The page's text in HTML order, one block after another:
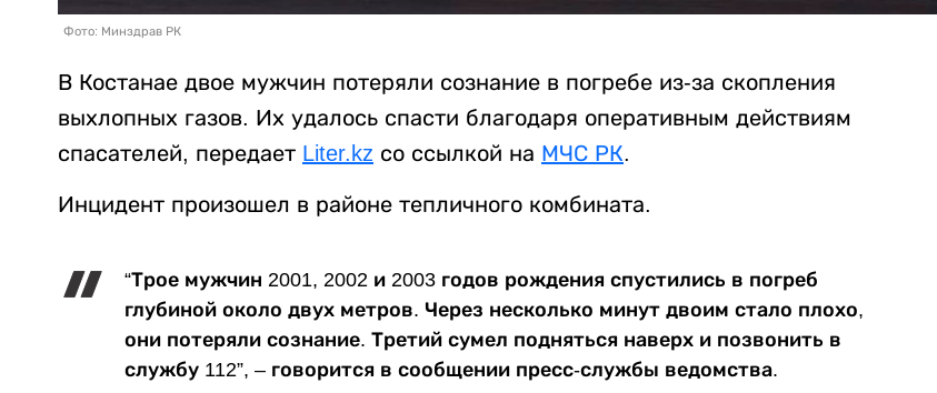
Фото: Минздрав РК
В Костанае двое мужчин потеряли сознание в погребе из-за скопления
выхлопных газов. Их удалось спасти благодаря оперативным действиям
спасателей, передает Liter.kz со ссылкой на МЧС РК.
Инцидент произошел в районе тепличного комбината.
“Трое мужчин 2001, 2002 и 2003 годов рождения спустились в погреб
глубиной около двух метров. Через несколько минут двоим стало плохо,
они потеряли сознание. Третий сумел подняться наверх и позвонить в
службу 112”, – говорится в сообщении пресс-службы ведомства.